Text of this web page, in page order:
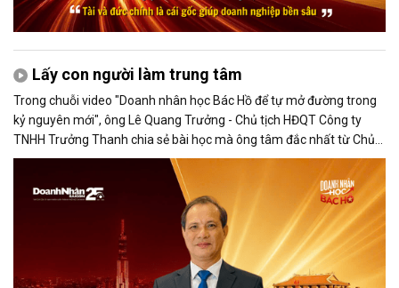
Lấy con người làm trung tâm
Trong chuỗi video "Doanh nhân học Bác Hồ để tự mở đường trong
kỷ nguyên mới", ông Lê Quang Trưởng - Chủ tịch HĐQT Công ty
TNHH Trưởng Thanh chia sẻ bài học mà ông tâm đắc nhất từ Chủ
tịch Hồ Chí Minh: lấy dân làm gốc, lấy con người làm trung tâm.